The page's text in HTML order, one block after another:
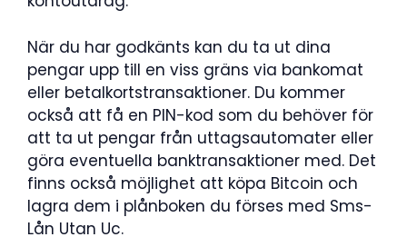
När du har godkänts kan du ta ut dina
pengar upp till en viss gräns via bankomat
eller betalkortstransaktioner. Du kommer
också att få en PIN-kod som du behöver för
att ta ut pengar från uttagsautomater eller
göra eventuella banktransaktioner med. Det
finns också möjlighet att köpa Bitcoin och
lagra dem i plånboken du förses med Sms-
Lån Utan Uc.